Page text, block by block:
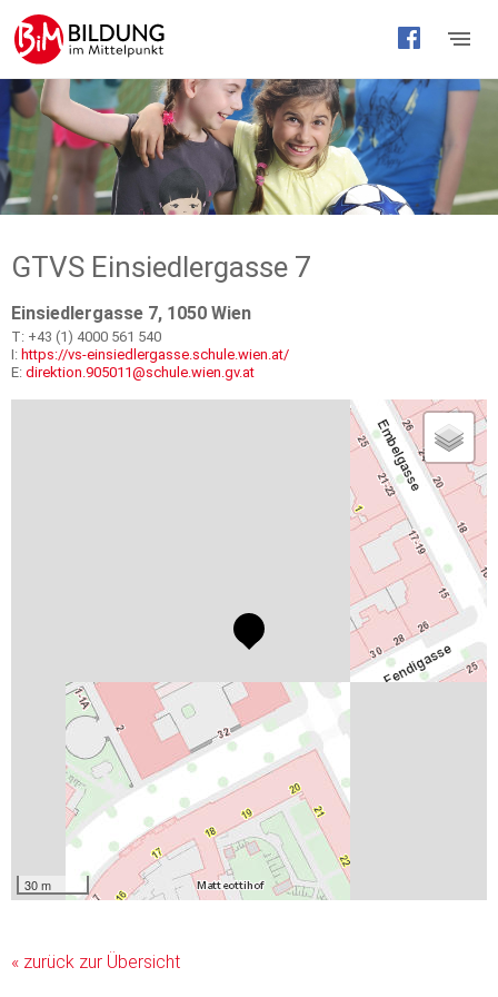
Barrierefreie
Bedienung
der
Webseite
GTVS Einsiedlergasse 7
Einsiedlergasse 7, 1050 Wien
T: +43 (1) 4000 561 540
I: https://vs-einsiedlergasse.schule.wien.at/
E: direktion.905011@schule.wien.gv.at
30 m
« zurück zur Übersicht